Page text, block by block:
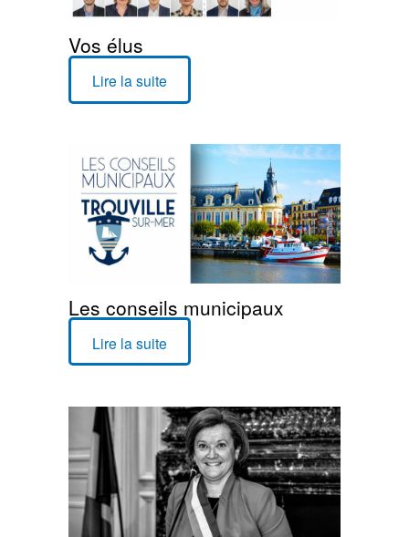
Vos élus
Lire la suite
Les conseils municipaux
Lire la suite